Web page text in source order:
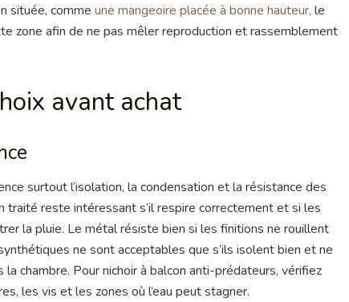
située, comme une mangeoire placée à bonne hauteur, le
zone afin de ne pas mêler reproduction et rassemblement
avant achat
surtout l’isolation, la condensation et la résistance des
traité reste intéressant s’il respire correctement et si les
la pluie. Le métal résiste bien si les finitions ne rouillent
ne sont acceptables que s’ils isolent bien et ne
chambre. Pour nichoir à balcon anti-prédateurs, vérifiez
les vis et les zones où l’eau peut stagner.